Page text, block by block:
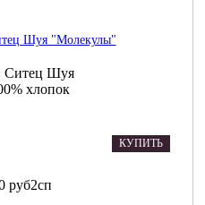
Шуя "Молекулы"
Ситец Шуя
хлопок
КУПИТЬ
руб2сп